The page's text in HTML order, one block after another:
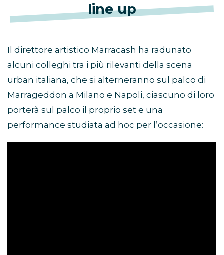
line up
Il direttore artistico Marracash ha radunato
alcuni colleghi tra i più rilevanti della scena
urban italiana, che si alterneranno sul palco di
Marrageddon a Milano e Napoli, ciascuno di loro
porterà sul palco il proprio set e una
performance studiata ad hoc per l’occasione: